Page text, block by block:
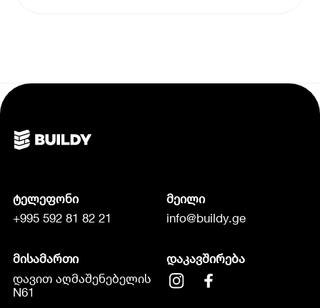
ტელეფონი
+995 592 81 82 21
მეილი
info@buildy.ge
მისამართი
დავით აღმაშენებელის
N61
დაკავშირება